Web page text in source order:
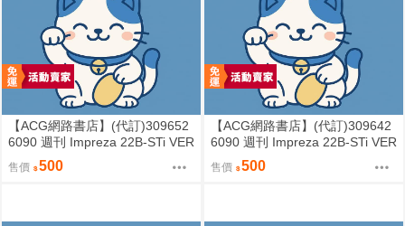
【ACG網路書店】(代訂)309652
6090 週刊 Impreza 22B-STi VER
SION をつくる (7)
售價 500
【ACG網路書店】(代訂)309642
6090 週刊 Impreza 22B-STi VER
SION をつくる (6)
售價 500